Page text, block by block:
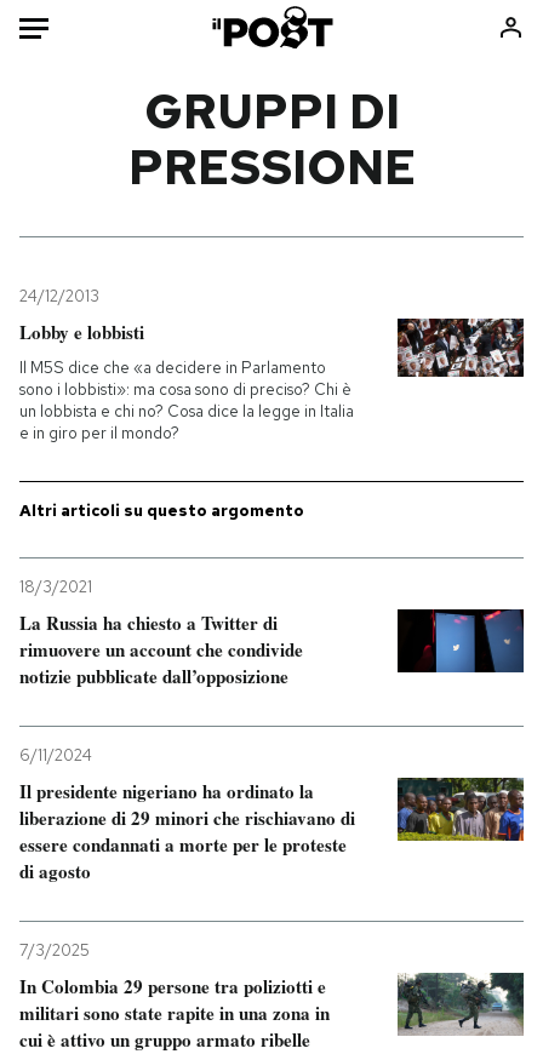
Mondo
Tecnologia
Internet
Scienza
Cultura
Economia
Sport
Libri
Ok Boomer!
Media
Europa
Mondiali calcio 2026
PODCAST
NEWSLETTER
I MIEI PREFERITI
SHOP
AREA PERSONALE
Entra
GRUPPI DI
PRESSIONE
24/12/2013
Lobby e lobbisti
Il M5S dice che «a decidere in Parlamento
sono i lobbisti»: ma cosa sono di preciso? Chi è
un lobbista e chi no? Cosa dice la legge in Italia
e in giro per il mondo?
Altri articoli su questo argomento
18/3/2021
La Russia ha chiesto a Twitter di
rimuovere un account che condivide
notizie pubblicate dall’opposizione
6/11/2024
Il presidente nigeriano ha ordinato la
liberazione di 29 minori che rischiavano di
essere condannati a morte per le proteste
di agosto
7/3/2025
In Colombia 29 persone tra poliziotti e
militari sono state rapite in una zona in
cui è attivo un gruppo armato ribelle